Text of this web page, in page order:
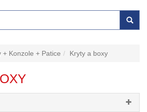
+ Konzole + Patice Kryty a boxy